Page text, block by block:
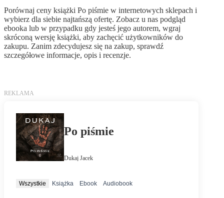
Porównaj ceny książki Po piśmie w internetowych sklepach i
wybierz dla siebie najtańszą ofertę. Zobacz u nas podgląd
ebooka lub w przypadku gdy jesteś jego autorem, wgraj
skróconą wersję książki, aby zachęcić użytkowników do
zakupu. Zanim zdecydujesz się na zakup, sprawdź
szczegółowe informacje, opis i recenzje.